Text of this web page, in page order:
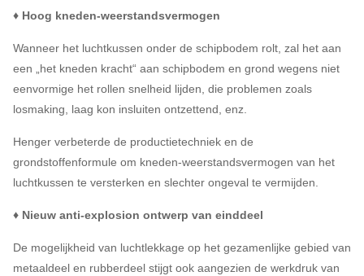
♦ Hoog kneden-weerstandsvermogen
Wanneer het luchtkussen onder de schipbodem rolt, zal het aan
een „het kneden kracht“ aan schipbodem en grond wegens niet
eenvormige het rollen snelheid lijden, die problemen zoals
losmaking, laag kon insluiten ontzettend, enz.
Henger verbeterde de productietechniek en de
grondstoffenformule om kneden-weerstandsvermogen van het
luchtkussen te versterken en slechter ongeval te vermijden.
♦ Nieuw anti-explosion ontwerp van einddeel
De mogelijkheid van luchtlekkage op het gezamenlijke gebied van
metaaldeel en rubberdeel stijgt ook aangezien de werkdruk van